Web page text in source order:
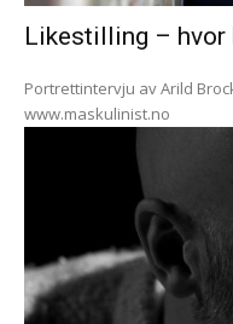
Likestilling – hvor
Portrettintervju av Arild
www.maskulinist.no